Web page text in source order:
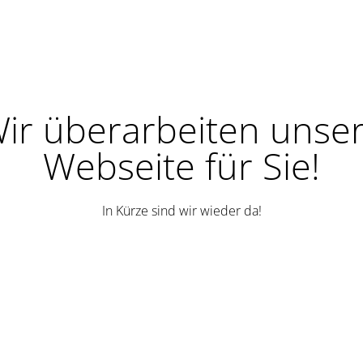
überarbeiten
Webseite für Sie!
In Kürze sind wir wieder da!